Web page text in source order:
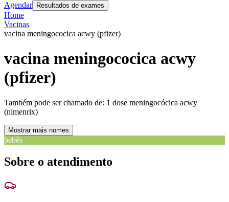
Agendar Resultados de exames
Home
Vacinas
vacina meningococica acwy (pfizer)
vacina meningococica acwy
(pfizer)
Também pode ser chamado de: 1 dose meningocócica acwy
(nimenrix)
Mostrar mais nomes
bebês
Sobre o atendimento